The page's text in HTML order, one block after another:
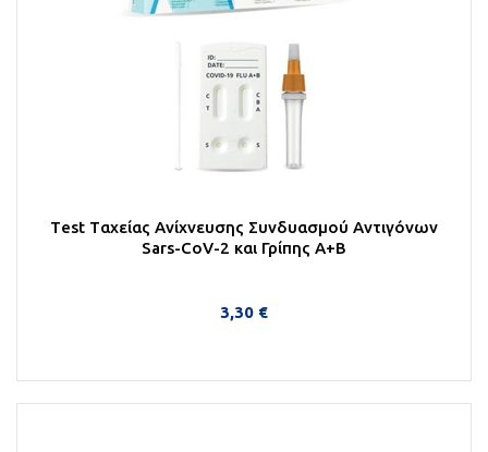
Τest Tαχείας Ανίχνευσης Συνδυασμού Αντιγόνων
Sars-CoV-2 και Γρίπης Α+Β
3,30 €